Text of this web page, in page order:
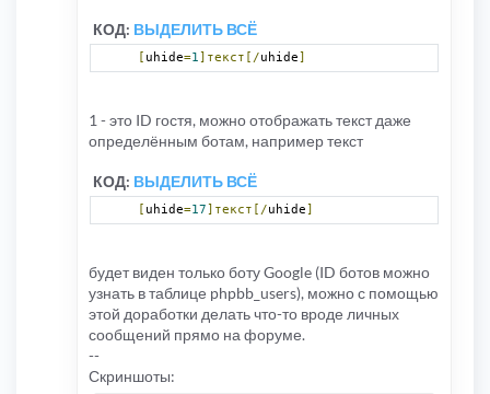
КОД: ВЫДЕЛИТЬ ВСЁ
uhide=1 ]текст[/uhide
1 - это ID гостя, можно отображать текст даже
определённым ботам, например текст
КОД: ВЫДЕЛИТЬ ВСЁ
uhide=17 ]текст[/uhide
будет виден только боту Google (ID ботов можно
узнать в таблице phpbb_users), можно с помощью
этой доработки делать что-то вроде личных
сообщений прямо на форуме.
--
Скриншоты: